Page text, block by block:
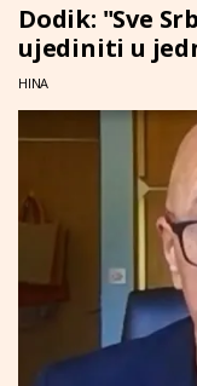
Dodik: "Sve
ujediniti u
HINA